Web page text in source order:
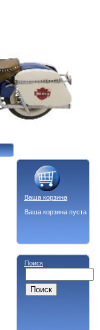
Ваша корзина
Ваша корзина пуста
Поиск